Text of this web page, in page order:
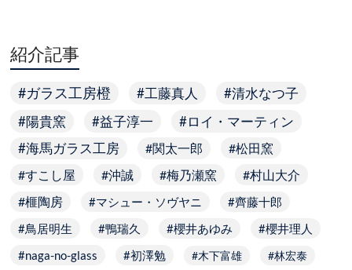
紹介記事
ガラス工房橙 工藤真人
清水なつ子
陽貴窯
益子淳一 ロイ・マーティン
海馬ガラス工房 関太一郎
松田窯
すこし屋
沖誠 梅乃瀬窯 村山大介
榧陶房 マシュー・ソヴヤニ
齊藤十郎
鳥居明生
鴨瑞久 櫻井あゆみ
櫻井理人
naga-no-glass
初澤勉 木下富雄 林宏泰